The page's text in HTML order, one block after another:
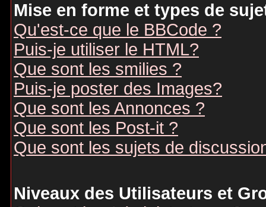
Mise en forme et types de
Qu'est-ce que le BBCode ?
Puis-je utiliser le HTML?
Que sont les smilies ?
Puis-je poster des Images?
Que sont les Annonces ?
Que sont les Post-it ?
Que sont les sujets de
Niveaux des Utilisateurs et